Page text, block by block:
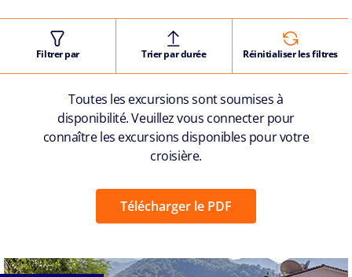
Filtrer par Trier par durée Réinitialiser les filtres
Toutes les excursions sont soumises à
disponibilité. Veuillez vous connecter pour
connaître les excursions disponibles pour votre
croisière.
Télécharger le PDF